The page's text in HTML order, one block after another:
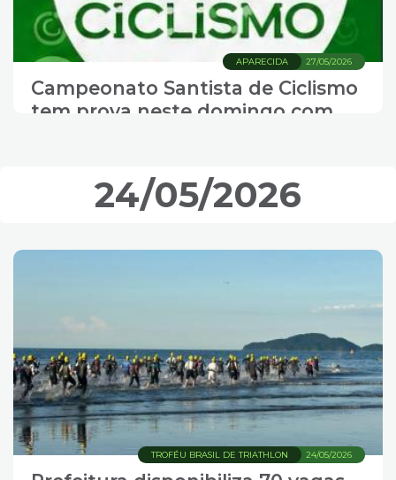
27/05/2026
APARECIDA
Campeonato Santista de Ciclismo
tem prova neste domingo com
24/05/2026
24/05/2026
TROFÉU BRASIL DE TRIATHLON